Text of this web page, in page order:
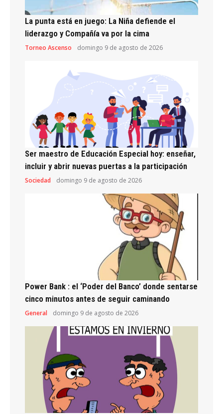
La punta está en juego: La Niña defiende el
liderazgo y Compañía va por la cima
Torneo Ascenso domingo 9 de agosto de 2026
Ser maestro de Educación Especial hoy: enseñar,
incluir y abrir nuevas puertas a la participación
Sociedad domingo 9 de agosto de 2026
Power Bank : el ‘Poder del Banco’ donde sentarse
cinco minutos antes de seguir caminando
General domingo 9 de agosto de 2026